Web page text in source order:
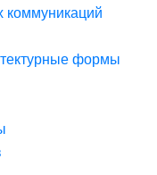
коммуникаций
формы